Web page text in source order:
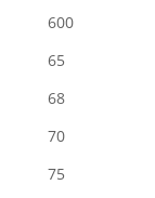
600
65
68
70
75